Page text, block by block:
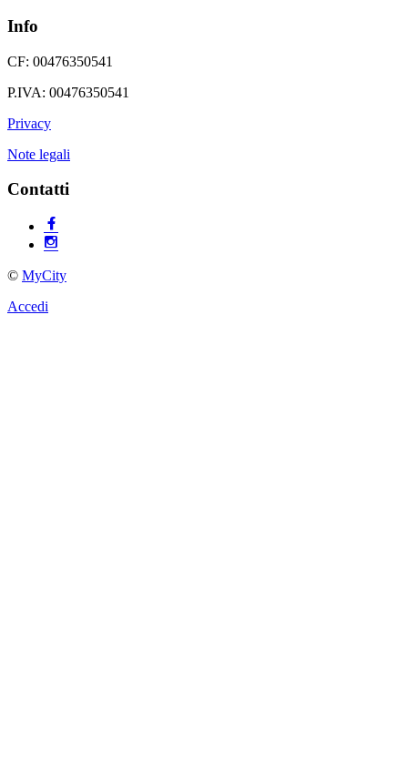
Info
CF: 00476350541
P.IVA: 00476350541
Privacy
Note legali
Contatti
© MyCity
Accedi